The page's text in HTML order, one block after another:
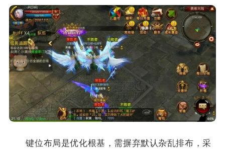
键位布局是优化根基，需摒弃默认杂乱排布，采